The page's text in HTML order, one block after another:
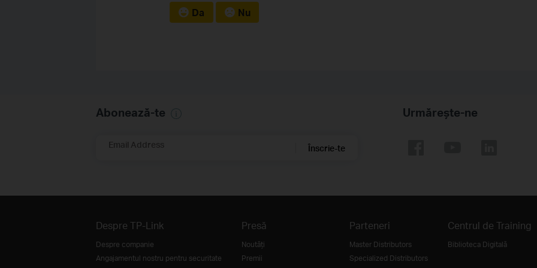
Da Nu
Abonează-te
Email Address Înscrie-te
Urmărește-ne
Despre TP-Link
Despre companie
Angajamentul nostru pentru securitate
Presă
Noutăţi
Premii
Parteneri
Master Distributors
Specialized Distributors
Centrul de Training
Biblioteca Digitală